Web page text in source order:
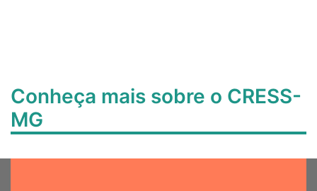
Conheça mais sobre o CRESS-
MG